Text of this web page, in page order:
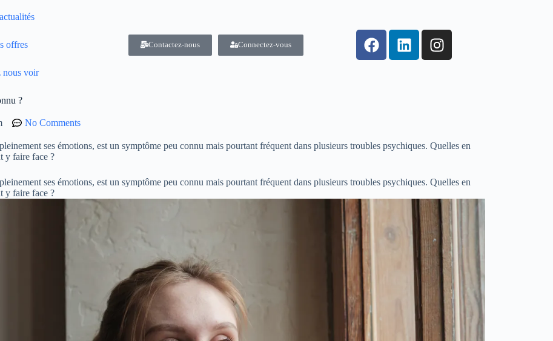
offres
nous voir
Contactez-nous Connectez-vous
?
No Comments
ses émotions, est un symptôme peu connu mais pourtant fréquent dans plusieurs troubles psychiques. Quelles en
y faire face ?
ses émotions, est un symptôme peu connu mais pourtant fréquent dans plusieurs troubles psychiques. Quelles en
y faire face ?